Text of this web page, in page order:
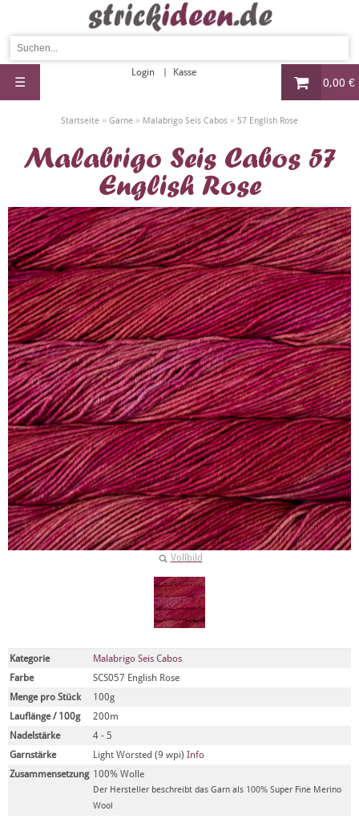
0,00 €
Login Kasse
☰
Startseite » Garne » Malabrigo Seis Cabos » 57 English Rose
Malabrigo Seis Cabos 57
English Rose
Vollbild
Kategorie
Malabrigo Seis Cabos
Farbe
SCS057 English Rose
Menge pro Stück
100g
Lauflänge / 100g
200m
Nadelstärke
4 - 5
Garnstärke
Light Worsted (9 wpi) Info
Zusammensetzung 100% Wolle
Der Hersteller beschreibt das Garn als 100% Super Fine Merino
Wool